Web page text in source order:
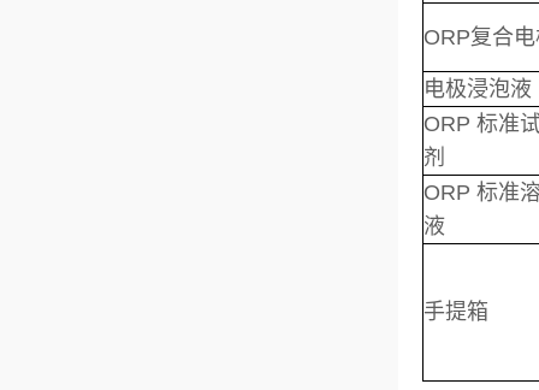
ORP复合
电极浸泡液
ORP 标准
剂
ORP 标准
液
手提箱